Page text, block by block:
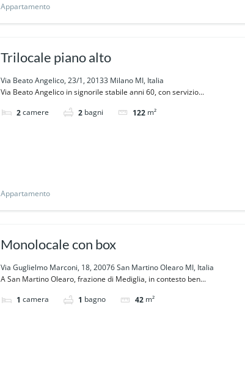
Appartamento
Trilocale piano alto
Via Beato Angelico, 23/1, 20133 Milano MI, Italia
Via Beato Angelico in signorile stabile anni 60, con servizio...
2camere 2 bagni 122 m²
Appartamento
Monolocale con box
Via Guglielmo Marconi, 18, 20076 San Martino Olearo MI, Italia
A San Martino Olearo, frazione di Mediglia, in contesto ben...
1 camera 1 bagno 42 m²